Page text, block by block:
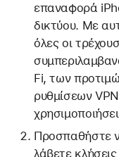
επαναφορά
δικτύου. Με
όλες οι
Fi, των
ρυθμίσεων
Προσπαθήστε
λάβετε